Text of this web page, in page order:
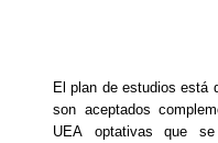
El plan de estudios está
son aceptados
UEA optativas que